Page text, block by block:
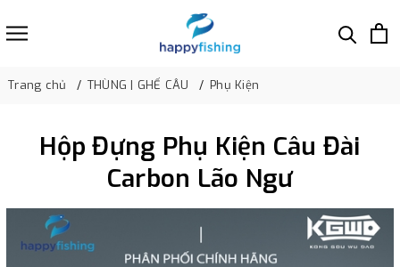
Trang chủ THÙNG | GHẾ CÂU Phụ Kiện
Hộp Đựng Phụ Kiện Câu Đài
Carbon Lão Ngư